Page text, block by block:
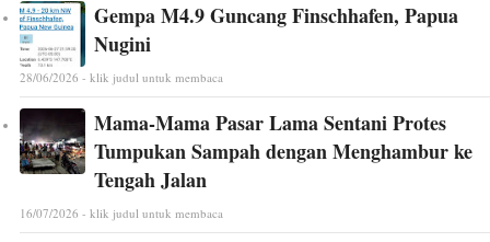
Gempa M4.9 Guncang Finschhafen, Papua
Nugini
28/06/2026 - klik judul untuk membaca
Mama-Mama Pasar Lama Sentani Protes
Tumpukan Sampah dengan Menghambur ke
Tengah Jalan
16/07/2026 - klik judul untuk membaca